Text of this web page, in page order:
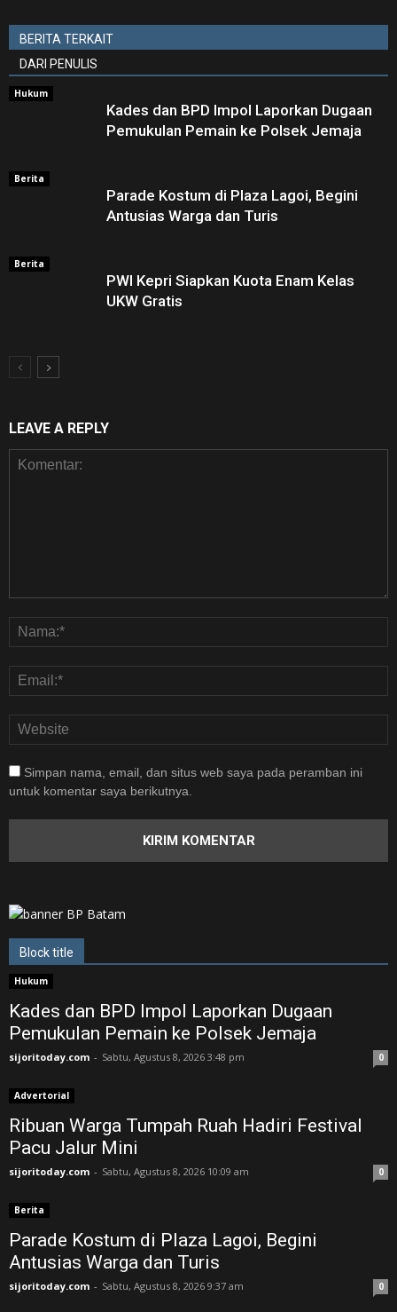
BERITA TERKAIT
DARI PENULIS
Hukum
Kades dan BPD Impol Laporkan Dugaan
Pemukulan Pemain ke Polsek Jemaja
Berita
Parade Kostum di Plaza Lagoi, Begini
Antusias Warga dan Turis
Berita
PWI Kepri Siapkan Kuota Enam Kelas
UKW Gratis
LEAVE A REPLY
Simpan nama, email, dan situs web saya pada peramban ini
untuk komentar saya berikutnya.
Block title
Hukum
Kades dan BPD Impol Laporkan Dugaan
Pemukulan Pemain ke Polsek Jemaja
sijoritoday.com - Sabtu, Agustus 8, 2026 3:48 pm 0
Advertorial
Ribuan Warga Tumpah Ruah Hadiri Festival
Pacu Jalur Mini
sijoritoday.com - Sabtu, Agustus 8, 2026 10:09 am 0
Berita
Parade Kostum di Plaza Lagoi, Begini
Antusias Warga dan Turis
sijoritoday.com - Sabtu, Agustus 8, 2026 9:37 am 0